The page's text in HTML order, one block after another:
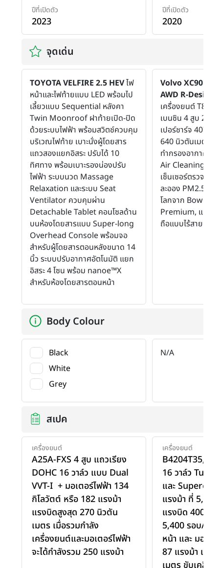
ปีที่เปิดตัว
2023
ปีที่เปิดตัว
2020
จุดเด่น
TOYOTA VELFIRE 2.5 HEVไฟ
หน้าและไฟท้ายแบบ LED พร้อมไป
เลี้ยวแบบ Sequential หลังคา
Twin Moonroof ฝาท้ายเปิด-ปิด
ด้วยระบบไฟฟ้า พร้อมสวิตช์ควบคุม
บริเวณไฟท้าย เบาะนั่งผู้โดยสาร
แถวสองแยกอิสระ ปรับได้ 10
ทิศทาง พร้อมเบาะรองน่องปรับ
ไฟฟ้า ระบบนวด Massage
Relaxation และระบบ Seat
Ventilator ควบคุมผ่าน
Detachable Tablet คอนโซลด้าน
บนห้องโดยสารแบบ Super-long
Overhead Console พร้อมจอ
สำหรับผู้โดยสารตอนหลังขนาด 14
นิ้ว ระบบปรับอากาศอัตโนมัติ แยก
อิสระ 4 โซน พร้อม nanoe™X
สำหรับห้องโดยสารตอนหน้า
Volvo XC90
AWD R-Design
เครื่องยนต์ T8
เบนซิน 4 สูบ 2.0
เปอร์ชาร์จ 407 แ
640 นิวตันเมตร
ทำกรองอากาศขั้
Air Cleaning
เซ็นเซอร์ตรวจจับ
ละออง PM2.5, ร
โลกจาก Bowers
Premium, แท่นช
ถือแบบไร้สาย
Body Colour
Black
White
Grey
N/A
สเปค
เครื่องยนต์
A25A-FXS 4 สูบ แถวเรียง
DOHC 16 วาล์ว แบบ Dual
VVT-I + มอเตอร์ไฟฟ้า 134
กิโลวัตต์ หรือ 182 แรงม้า
แรงบิดสูงสุด 270 นิวตัน
เมตร เมื่อรวมกำลัง
เครื่องยนต์และมอเตอร์ไฟฟ้า
จะได้กำลังรวม 250 แรงม้า
เครื่องยนต์
B4204T35, 4
16 วาล์ว
และ
แรงม้า ที่
แรงบิด 400 ที่
5,400 รอบ/นา
หน้า และ มอเต
87 แรงม้า แร
เมตร ขับเคลื่